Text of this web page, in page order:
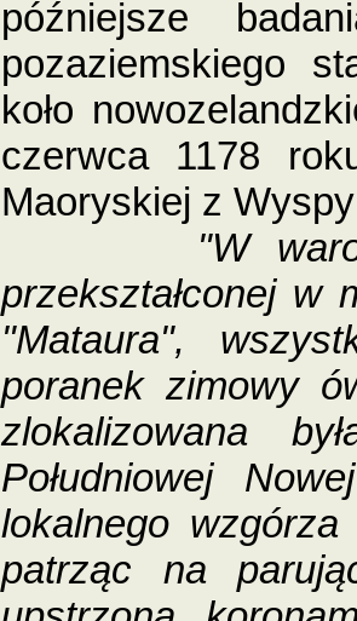
późniejsze
pozaziemskiego
koło
czerwca 1178
Maoryskiej z
"W
przekształconej w
"Mataura",
poranek zimowy
zlokalizowana
Południowej
lokalnego
patrząc na